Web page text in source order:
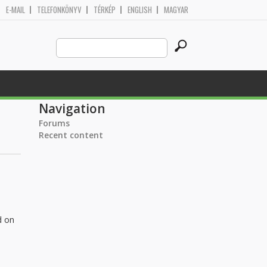
E-MAIL TELEFONKÖNYV TÉRKÉP ENGLISH MAGYAR
Search
this
site
on
Navigation
Forums
Recent content